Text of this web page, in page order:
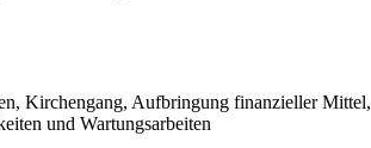
Kirchengang, Aufbringung finanzieller Mittel,
und Wartungsarbeiten